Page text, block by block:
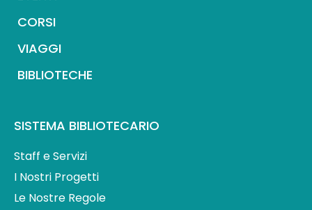
CORSI
VIAGGI
BIBLIOTECHE
SISTEMA BIBLIOTECARIO
Staff e Servizi
I Nostri Progetti
Le Nostre Regole